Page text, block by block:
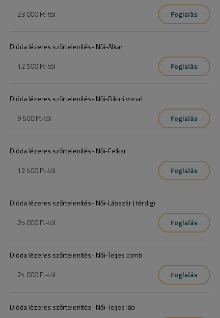
23 000 Ft-tól Foglalás
Dióda lézeres szőrtelenítés- Női-Alkar
12 500 Ft-tól Foglalás
Dióda lézeres szőrtelenítés- Női-Bikini vonal
9 500 Ft-tól Foglalás
Dióda lézeres szőrtelenítés- Női-Felkar
12 500 Ft-tól Foglalás
Dióda lézeres szőrtelenítés- Női-Lábszár ( térdig)
25 000 Ft-tól Foglalás
Dióda lézeres szőrtelenítés- Női-Teljes comb
24 000 Ft-tól Foglalás
Dióda lézeres szőrtelenítés- Női-Teljes láb